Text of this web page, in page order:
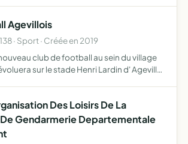
Agevillois
· Sport · Créée en 2019
club de football au sein du village
sur le stade Henri Lardin d' Ageville
Des Loisirs De La
Gendarmerie Departementale